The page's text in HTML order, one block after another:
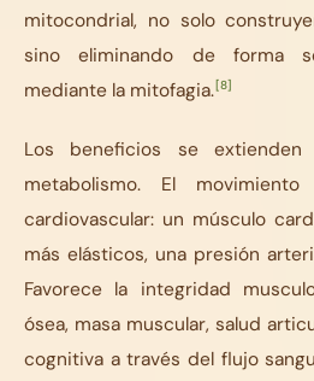
mitocondrial, no solo
sino eliminando de forma
mediante la mitofagia.[8]
Los beneficios se
metabolismo. El
cardiovascular: un músculo
más elásticos, una presión
Favorece la integridad
ósea, masa muscular, salud
cognitiva a través del flujo